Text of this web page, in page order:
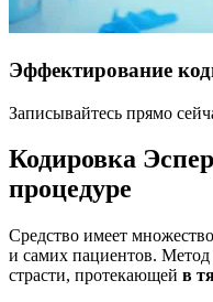
Эффектирование
Записывайтесь прямо
Кодировка
процедуре
Средство имеет
и самих пациентов. Метод
страсти, протекающей в